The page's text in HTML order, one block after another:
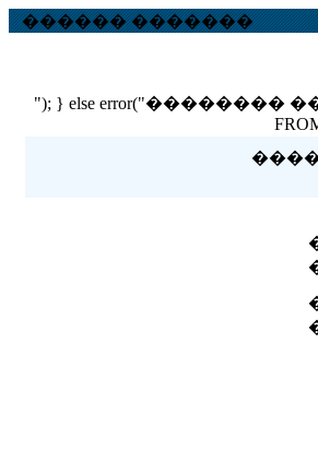
������ �������
"); } else error("��������